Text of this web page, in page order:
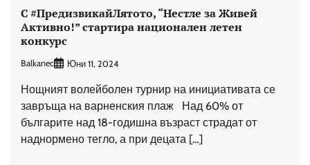
С #ПредизвикайЛятото, “Нестле за Живей
Активно!” стартира национален летен
конкурс
Balkanec Юни 11, 2024
Нощният волейболен турнир на инициативата се
завръща на варненския плаж Над 60% от
българите над 18-годишна възраст страдат от
наднормено тегло, а при децата […]